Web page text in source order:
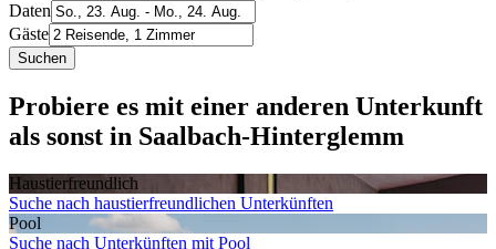
Daten
Gäste
Suchen
Probiere es mit einer anderen Unterkunft
als sonst in Saalbach-Hinterglemm
Haustier­freundlich
Suche nach haustierfreundlichen Unterkünften
Pool
Suche nach Unterkünften mit Pool